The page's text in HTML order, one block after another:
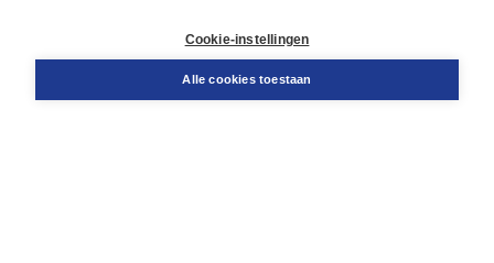
Cookie-instellingen
Alle cookies toestaan